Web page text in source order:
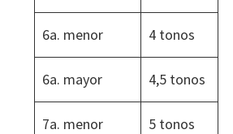
6a. menor 4 tonos
6a. mayor 4,5 tonos
7a. menor 5 tonos